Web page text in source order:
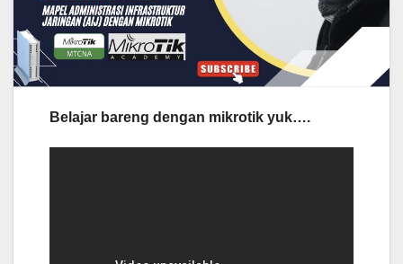
Belajar bareng dengan mikrotik yuk….